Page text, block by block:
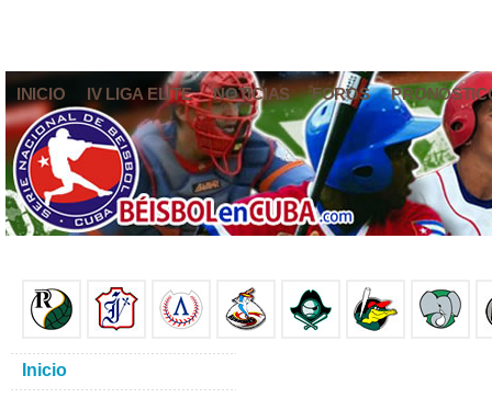
INICIO IV LIGA ELITE NOTICIAS FOROS
Inicio